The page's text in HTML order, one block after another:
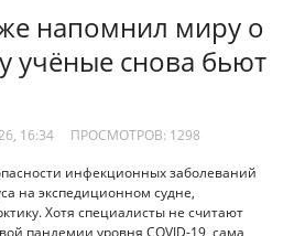
напомнил миру о
учёные снова бьют
16:34 ПРОСМОТРОВ: 1298
инфекционных заболеваний
на экспедиционном судне,
Хотя специалисты не считают